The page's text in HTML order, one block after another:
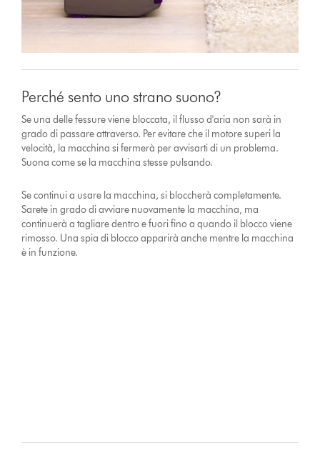
Perché sento uno strano suono?
Se una delle fessure viene bloccata, il flusso d'aria non sarà in
grado di passare attraverso. Per evitare che il motore superi la
velocità, la macchina si fermerà per avvisarti di un problema.
Suona come se la macchina stesse pulsando.
Se continui a usare la macchina, si bloccherà completamente.
Sarete in grado di avviare nuovamente la macchina, ma
continuerà a tagliare dentro e fuori fino a quando il blocco viene
rimosso. Una spia di blocco apparirà anche mentre la macchina
è in funzione.